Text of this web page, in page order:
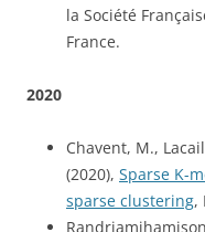
la Société
France.
2020
Chavent, M.,
(2020), Sparse K-
sparse clustering,